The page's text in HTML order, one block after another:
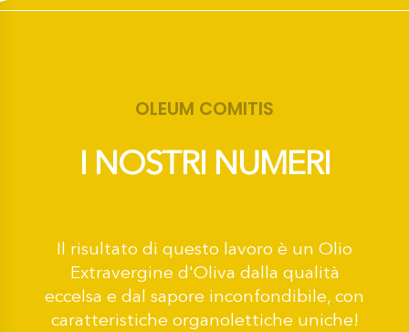
OLEUM COMITIS
I NOSTRI NUMERI
Il risultato di questo lavoro è un Olio
Extravergine d'Oliva dalla qualità
eccelsa e dal sapore inconfondibile, con
caratteristiche organolettiche uniche!